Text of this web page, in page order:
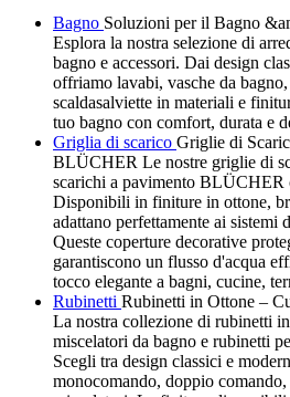
Bagno Soluzioni per il Bagno
Esplora la nostra selezione di
bagno e accessori. Dai design
offriamo lavabi, vasche da
scaldasalviette in materiali e
tuo bagno con comfort, durata e
Griglia di scarico Griglie di
BLÜCHER Le nostre griglie di
scarichi a pavimento BLÜCHER
Disponibili in finiture in ottone,
adattano perfettamente ai
Queste coperture decorative
garantiscono un flusso d'acqua
tocco elegante a bagni, cucine,
Rubinetti Rubinetti in Ottone –
La nostra collezione di rubinetti
miscelatori da bagno e rubinetti
Scegli tra design classici e
monocomando, doppio